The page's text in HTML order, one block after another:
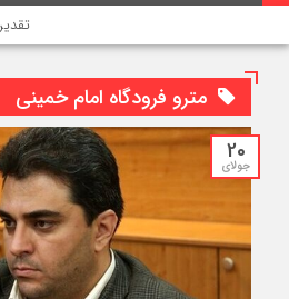
مترو فرودگاه امام خمینی
20
جولای